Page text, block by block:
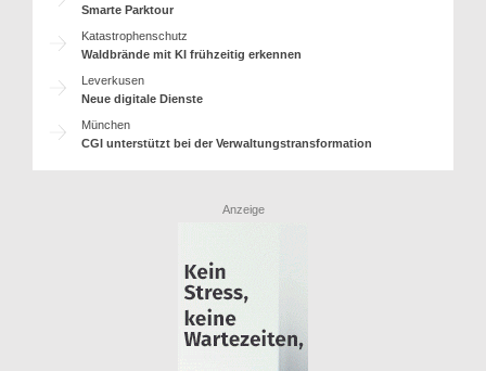
Smarte Parktour
Katastrophenschutz
Waldbrände mit KI frühzeitig erkennen
Leverkusen
Neue digitale Dienste
München
CGI unterstützt bei der Verwaltungstransformation
Anzeige